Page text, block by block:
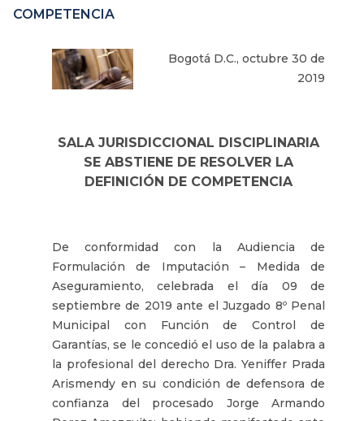
COMPETENCIA
Bogotá D.C., octubre 30 de
2019
SALA JURISDICCIONAL DISCIPLINARIA
SE ABSTIENE DE RESOLVER LA
DEFINICIÓN DE COMPETENCIA
De conformidad con la Audiencia de
Formulación de Imputación – Medida de
Aseguramiento, celebrada el día 09 de
septiembre de 2019 ante el Juzgado 8º Penal
Municipal con Función de Control de
Garantías, se le concedió el uso de la palabra a
la profesional del derecho Dra. Yeniffer Prada
Arismendy en su condición de defensora de
confianza del procesado Jorge Armando